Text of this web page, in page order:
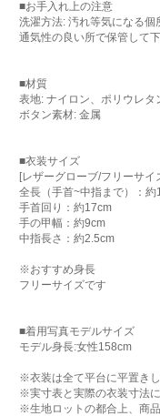
■お手入れ上の注意
洗濯方法: 汚れ等気になる
通気性の良い所で保管して
■材質
表地: ナイロン、ポリウレタ
ボタン素材: 金属
■衣装サイズ
[レザーグローブ/フリーサイ
全長（手首~中指まで）：約
手首回り：約17cm
手の甲幅：約9cm
中指長さ：約2.5cm
※おすすめ身長
フリーサイズです
■着用写真モデルサイズ
モデル身長:女性158cm
※衣装は全て平台に平置き
※実寸表と実際の衣装寸法
※生地ロットの都合上、商